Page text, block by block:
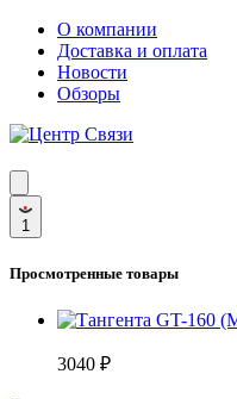
О компании
Доставка и оплата
Новости
Обзоры
1
Просмотренные товары
3040 ₽